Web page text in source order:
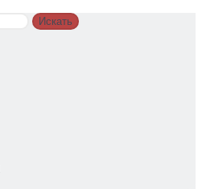
Искать